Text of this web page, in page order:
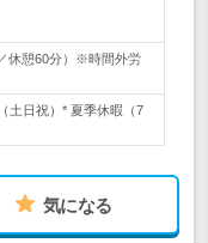
休憩60分）※時間外労
土日祝）* 夏季休暇（7
気になる